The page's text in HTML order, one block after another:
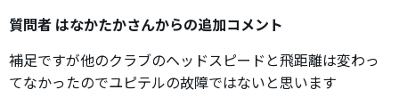
質問者 はなかたかさんからの追加コメント
補足ですが他のクラブのヘッドスピードと飛距離は変わっ
てなかったのでユピテルの故障ではないと思います